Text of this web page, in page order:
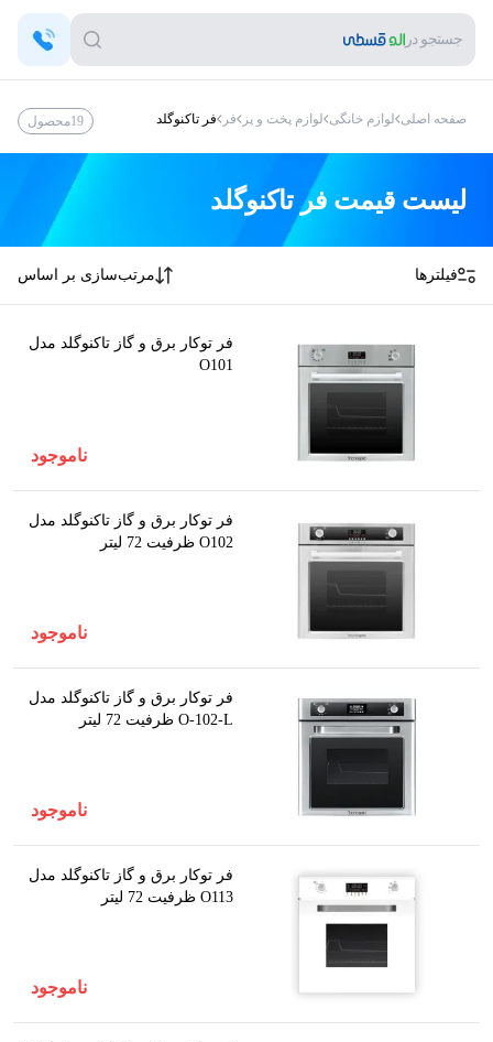
جستجو در
صفحه اصلی لوازم خانگی لوازم پخت و پز فر فر تاکنوگلد 19محصول
لیست قیمت فر تاکنوگلد
فیلترها مرتب‌سازی بر اساس
فر توکار برق و گاز تاکنوگلد مدل
O101
ناموجود
فر توکار برق و گاز تاکنوگلد مدل
O102 ظرفیت 72 لیتر
ناموجود
فر توکار برق و گاز تاکنوگلد مدل
O-102-L ظرفیت 72 لیتر
ناموجود
فر توکار برق و گاز تاکنوگلد مدل
O113 ظرفیت 72 لیتر
ناموجود